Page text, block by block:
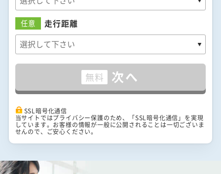
任意 走行距離
無料 次へ
SSL暗号化通信
当サイトではプライバシー保護のため、「SSL暗号化通信」を実現
しています。お客様の情報が一般に公開されることは一切ございま
せんので、ご安心ください。